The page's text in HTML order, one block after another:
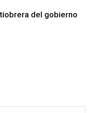
del gobierno